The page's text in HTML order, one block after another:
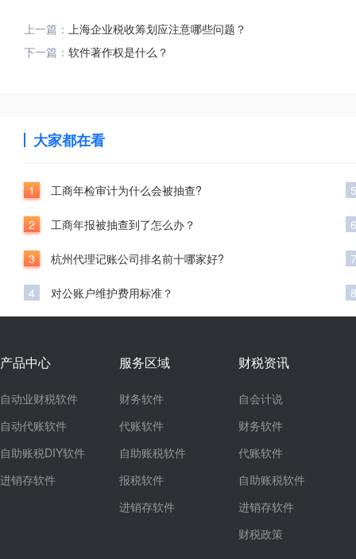
上一篇： 上海企业税收筹划应注意哪些问题？
下一篇： 软件著作权是什么？
大家都在看
1 工商年检审计为什么会被抽查?
2 工商年报被抽查到了怎么办？
3 杭州代理记账公司排名前十哪家好?
4 对公账户维护费用标准？
5
6
7
8
产品中心
自动业财税软件
自动代账软件
自助账税DIY软件
进销存软件
服务区域
财务软件
代账软件
自助账税软件
报税软件
进销存软件
财税资讯
自会计说
财务软件
代账软件
自助账税软件
进销存软件
财税政策